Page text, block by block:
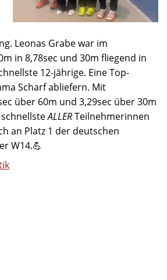
Leonas Grabe war im
in 8,78sec und 30m fliegend in
12-jährige. Eine Top-
Scharf abliefern. Mit
über 60m und 3,29sec über 30m
schnellsteALLERTeilnehmerinnen
an Platz 1 der deutschen
W14.💪